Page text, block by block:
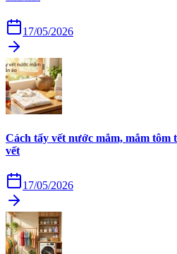
17/05/2026
Cách tẩy vết nước mắm, mắm
vết
17/05/2026